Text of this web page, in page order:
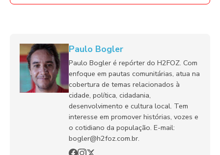
Paulo Bogler
Paulo Bogler é repórter do H2FOZ. Com
enfoque em pautas comunitárias, atua na
cobertura de temas relacionados à
cidade, política, cidadania,
desenvolvimento e cultura local. Tem
interesse em promover histórias, vozes e
o cotidiano da população. E-mail:
bogler@h2foz.com.br.